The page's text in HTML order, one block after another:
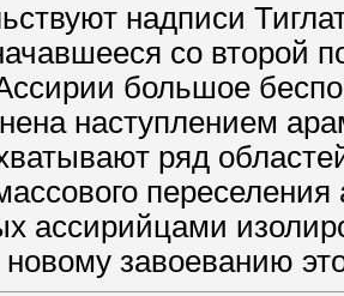
надписи
со второй
большое
наступлением
ряд
ассирийцами
завоеванию